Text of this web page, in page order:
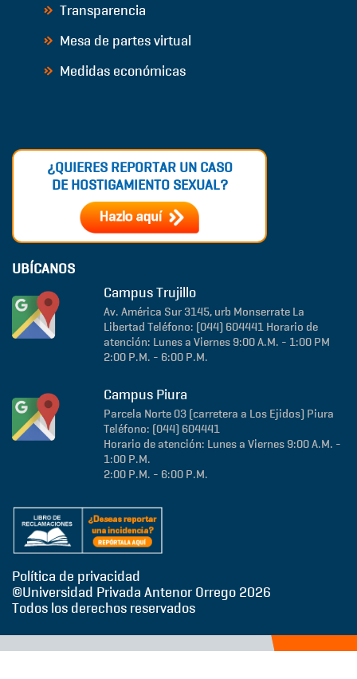
Transparencia
Mesa de partes virtual
Medidas económicas
¿QUIERES REPORTAR UN CASO
DE HOSTIGAMIENTO SEXUAL?
UBÍCANOS
Campus Trujillo
Av. América Sur 3145, urb Monserrate La
Libertad Teléfono: (044) 604441 Horario de
atención: Lunes a Viernes 9:00 A.M. - 1:00 PM
2:00 P.M. - 6:00 P.M.
Campus Piura
Parcela Norte 03 (carretera a Los Ejidos) Piura
Teléfono: (044) 604441
Horario de atención: Lunes a Viernes 9:00 A.M. -
1:00 P.M.
2:00 P.M. - 6:00 P.M.
Política de privacidad
©Universidad Privada Antenor Orrego 2026
Todos los derechos reservados